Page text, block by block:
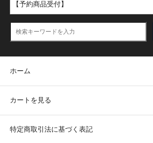
ホーム
カートを見る
特定商取引法に基づく表記